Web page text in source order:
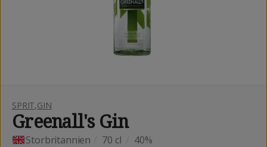
SPRIT,GIN
Greenall's Gin
Storbritannien 70 cl 40%